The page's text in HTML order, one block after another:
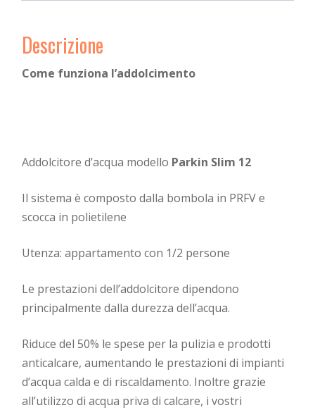
Descrizione
Come funziona l’addolcimento
Addolcitore d’acqua modello Parkin Slim 12
Il sistema è composto dalla bombola in PRFV e
scocca in polietilene
Utenza: appartamento con 1/2 persone
Le prestazioni dell’addolcitore dipendono
principalmente dalla durezza dell’acqua.
Riduce del 50% le spese per la pulizia e prodotti
anticalcare, aumentando le prestazioni di impianti
d’acqua calda e di riscaldamento. Inoltre grazie
all’utilizzo di acqua priva di calcare, i vostri